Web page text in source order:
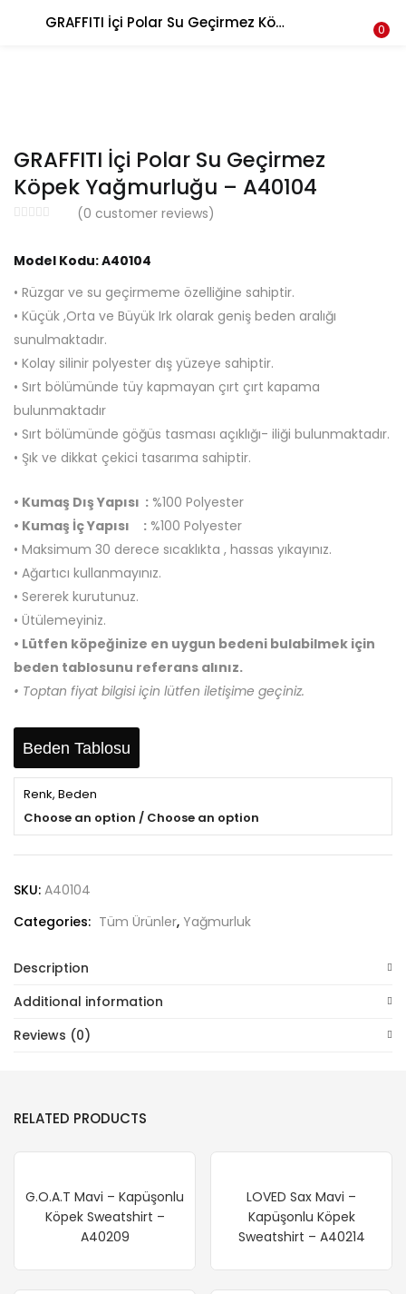
GRAFFITI İçi Polar Su Geçirmez Köpek Yağmurluğu – A40104 0
LOGIN
Remember me
Lost password?
GRAFFITI İçi Polar Su Geçirmez
Köpek Yağmurluğu – A40104
(0 customer reviews)
Model Kodu: A40104
• Rüzgar ve su geçirmeme özelliğine sahiptir.
• Küçük ,Orta ve Büyük Irk olarak geniş beden aralığı
sunulmaktadır.
• Kolay silinir polyester dış yüzeye sahiptir.
• Sırt bölümünde tüy kapmayan çırt çırt kapama
bulunmaktadır
• Sırt bölümünde göğüs tasması açıklığı- iliği bulunmaktadır.
• Şık ve dikkat çekici tasarıma sahiptir.
• Kumaş Dış Yapısı : %100 Polyester
• Kumaş İç Yapısı : %100 Polyester
• Maksimum 30 derece sıcaklıkta , hassas yıkayınız.
• Ağartıcı kullanmayınız.
• Sererek kurutunuz.
• Ütülemeyiniz.
• Lütfen köpeğinize en uygun bedeni bulabilmek için
beden tablosunu referans alınız.
• Toptan fiyat bilgisi için lütfen iletişime geçiniz.
Beden Tablosu
Renk, Beden
Choose an option / Choose an option
SKU: A40104
Categories: Tüm Ürünler, Yağmurluk
Description
Additional information
Reviews (0)
RELATED PRODUCTS
G.O.A.T Mavi – Kapüşonlu
Köpek Sweatshirt –
A40209
LOVED Sax Mavi –
Kapüşonlu Köpek
Sweatshirt – A40214